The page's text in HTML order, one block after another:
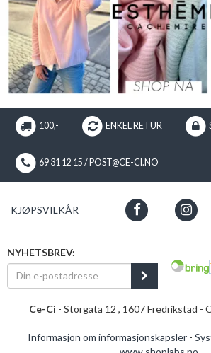
100,- ENKEL RETUR
69 31 12 15 / POST@CE-CI.NO
KJØPSVILKÅR
NYHETSBREV:
Ce-Ci - Storgata 12 , 1607 Fredrikstad -
Informasjon om informasjonskapsler -